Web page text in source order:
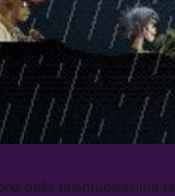
della talentuosissima